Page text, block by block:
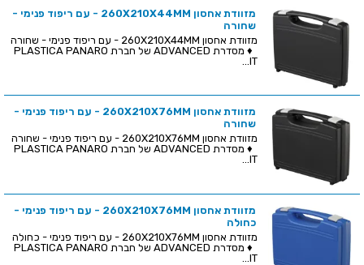
מזוודת אחסון 260X210X44MM - עם ריפוד פנימי -
שחורה
מזוודת אחסון 260X210X44MM - עם ריפוד פנימי - שחורה
♦ מסדרת ADVANCED של חברת PLASTICA PANARO
IT...
מזוודת אחסון 260X210X76MM - עם ריפוד פנימי -
שחורה
מזוודת אחסון 260X210X76MM - עם ריפוד פנימי - שחורה
♦ מסדרת ADVANCED של חברת PLASTICA PANARO
IT...
מזוודת אחסון 260X210X76MM - עם ריפוד פנימי -
כחולה
מזוודת אחסון 260X210X76MM - עם ריפוד פנימי - כחולה
♦ מסדרת ADVANCED של חברת PLASTICA PANARO
IT...